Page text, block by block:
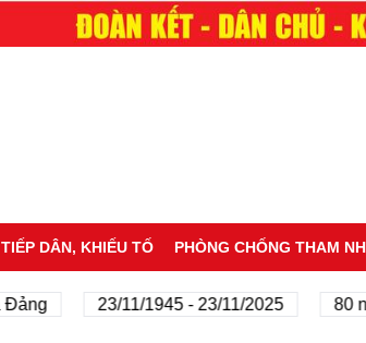
TIẾP DÂN, KHIẾU TỐ PHÒNG CHỐNG THAM
23/11/1945 - 23/11/2025 80 năm